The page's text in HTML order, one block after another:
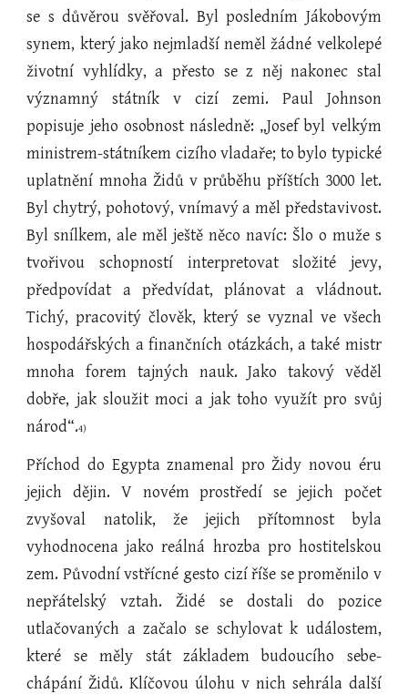
se s důvěrou svěřoval. Byl posledním Jákobovým
synem, který jako nejmladší neměl žádné velkolepé
životní vyhlídky, a přesto se z něj nakonec stal
významný státník v cizí zemi. Paul Johnson
popisuje jeho osobnost následně: „Josef byl velkým
ministrem-státníkem cizího vladaře; to bylo typické
uplatnění mnoha Židů v průběhu příštích 3000 let.
Byl chytrý, pohotový, vnímavý a měl představivost.
Byl snílkem, ale měl ještě něco navíc: Šlo o muže s
tvořivou schopností interpretovat složité jevy,
předpovídat a předvídat, plánovat a vládnout.
Tichý, pracovitý člověk, který se vyznal ve všech
hospodářských a finančních otázkách, a také mistr
mnoha forem tajných nauk. Jako takový věděl
dobře, jak sloužit moci a jak toho využít pro svůj
národ“.4)
Příchod do Egypta znamenal pro Židy novou éru
jejich dějin. V novém prostředí se jejich počet
zvyšoval natolik, že jejich přítomnost byla
vyhodnocena jako reálná hrozba pro hostitelskou
zem. Původní vstřícné gesto cizí říše se proměnilo v
nepřátelský vztah. Židé se dostali do pozice
utlačovaných a začalo se schylovat k událostem,
které se měly stát základem budoucího sebe-
chápání Židů. Klíčovou úlohu v nich sehrála další